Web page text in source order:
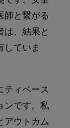
師と繋がる
は、結果と
していま
ティベース
ンです。私
アウトカム